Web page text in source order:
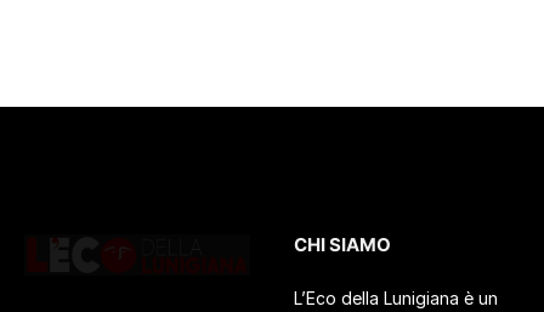
CHI SIAMO
L’Eco della Lunigiana è un